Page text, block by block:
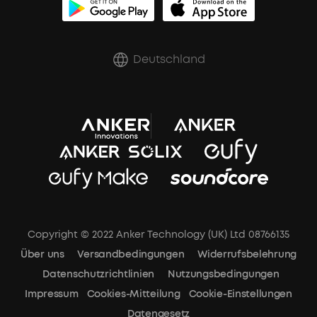
Deutschland
Copyright © 2022 Anker Technology (UK) Ltd 08766135
Über uns
Versandbedingungen
Widerrufsbelehrung
Datenschutzrichtlinien
Nutzungsbedingungen
Impressum
Cookies-Mitteilung
Cookie-Einstellungen
Datengesetz